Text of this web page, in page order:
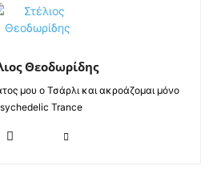
Θεοδωρίδης
μου ο Τσάρλι και ακροάζομαι μόνο
Trance